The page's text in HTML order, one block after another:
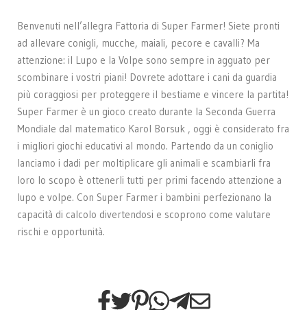
Benvenuti nell’allegra Fattoria di Super Farmer! Siete pronti
ad allevare conigli, mucche, maiali, pecore e cavalli? Ma
attenzione: il Lupo e la Volpe sono sempre in agguato per
scombinare i vostri piani! Dovrete adottare i cani da guardia
più coraggiosi per proteggere il bestiame e vincere la partita!
Super Farmer è un gioco creato durante la Seconda Guerra
Mondiale dal matematico Karol Borsuk , oggi è considerato fra
i migliori giochi educativi al mondo. Partendo da un coniglio
lanciamo i dadi per moltiplicare gli animali e scambiarli fra
loro lo scopo è ottenerli tutti per primi facendo attenzione a
lupo e volpe. Con Super Farmer i bambini perfezionano la
capacità di calcolo divertendosi e scoprono come valutare
rischi e opportunità.